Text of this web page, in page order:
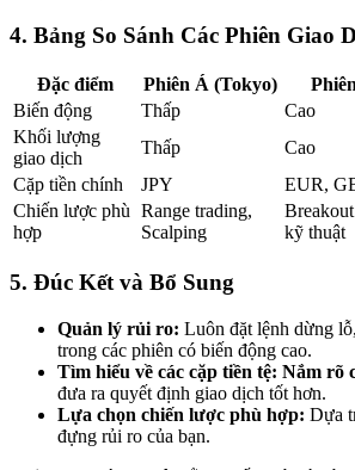
4. Bảng So Sánh Các Phiên Giao
Đặc điểm Phiên Á (Tokyo)
Biến động
Thấp Cao
Khối lượng
giao dịch
Thấp Cao
Cặp tiền chính
JPY EUR,
Chiến lược phù
hợp
Range trading,
Scalping
kỹ thuật
5. Đúc Kết và Bổ Sung
Quản lý rủi ro: Luôn đặt lệnh dừng
trong các phiên có biến động cao.
Tìm hiểu về các cặp tiền tệ: Nắm rõ
đưa ra quyết định giao dịch tốt hơn.
Lựa chọn chiến lược phù hợp: Dựa
đựng rủi ro của bạn.